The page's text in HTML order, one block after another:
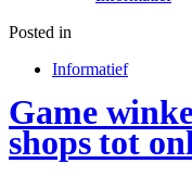
Posted in
Informatief
Game
shops tot